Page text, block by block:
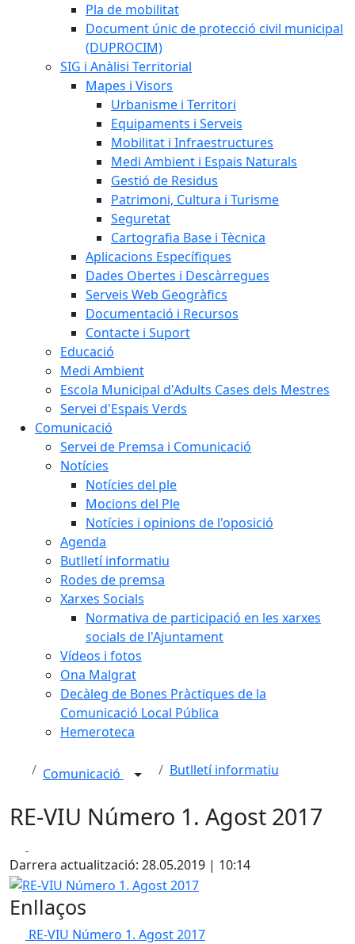
Pla de mobilitat
Document únic de protecció civil municipal
(DUPROCIM)
SIG i Anàlisi Territorial
Mapes i Visors
Urbanisme i Territori
Equipaments i Serveis
Mobilitat i Infraestructures
Medi Ambient i Espais Naturals
Gestió de Residus
Patrimoni, Cultura i Turisme
Seguretat
Cartografia Base i Tècnica
Aplicacions Específiques
Dades Obertes i Descàrregues
Serveis Web Geogràfics
Documentació i Recursos
Contacte i Suport
Educació
Medi Ambient
Escola Municipal d'Adults Cases dels Mestres
Servei d'Espais Verds
Comunicació
Servei de Premsa i Comunicació
Notícies
Notícies del ple
Mocions del Ple
Notícies i opinions de l'oposició
Agenda
Butlletí informatiu
Rodes de premsa
Xarxes Socials
Normativa de participació en les xarxes
socials de l'Ajuntament
Vídeos i fotos
Ona Malgrat
Decàleg de Bones Pràctiques de la
Comunicació Local Pública
Hemeroteca
Comunicació Butlletí informatiu
RE-VIU Número 1. Agost 2017
Darrera actualització: 28.05.2019 | 10:14
RE-VIU Número 1. Agost 2017
Enllaços
RE-VIU Número 1. Agost 2017